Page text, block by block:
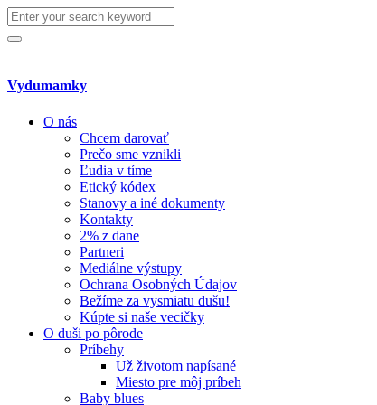
Search
for:
Search
Vydumamky
O nás
Chcem darovať
Prečo sme vznikli
Ľudia v tíme
Etický kódex
Stanovy a iné dokumenty
Kontakty
2% z dane
Partneri
Mediálne výstupy
Ochrana Osobných Údajov
Bežíme za vysmiatu dušu!
Kúpte si naše vecičky
O duši po pôrode
Príbehy
Už životom napísané
Miesto pre môj príbeh
Baby blues